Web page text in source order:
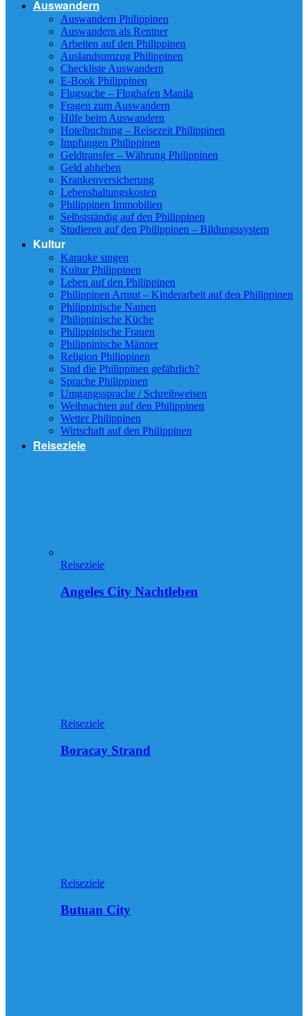
Auswandern
Auswandern Philippinen
Auswandern als Rentner
Arbeiten auf den Philippinen
Auslandsumzug Philippinen
Checkliste Auswandern
E-Book Philippinen
Flugsuche – Flughafen Manila
Fragen zum Auswandern
Hilfe beim Auswandern
Hotelbuchung – Reisezeit Philippinen
Impfungen Philippinen
Geldtransfer – Währung Philippinen
Geld abheben
Krankenversicherung
Lebenshaltungskosten
Philippinen Immobilien
Selbstständig auf den Philippinen
Studieren auf den Philippinen – Bildungssystem
Kultur
Karaoke singen
Kultur Philippinen
Leben auf den Philippinen
Philippinen Armut – Kinderarbeit auf den Philippinen
Philippinische Namen
Philippinische Küche
Philippinische Frauen
Philippinische Männer
Religion Philippinen
Sind die Philippinen gefährlich?
Sprache Philippinen
Umgangssprache / Schreibweisen
Weihnachten auf den Philippinen
Wetter Philippinen
Wirtschaft auf den Philippinen
Reiseziele
Reiseziele
Angeles City Nachtleben
Reiseziele
Boracay Strand
Reiseziele
Butuan City